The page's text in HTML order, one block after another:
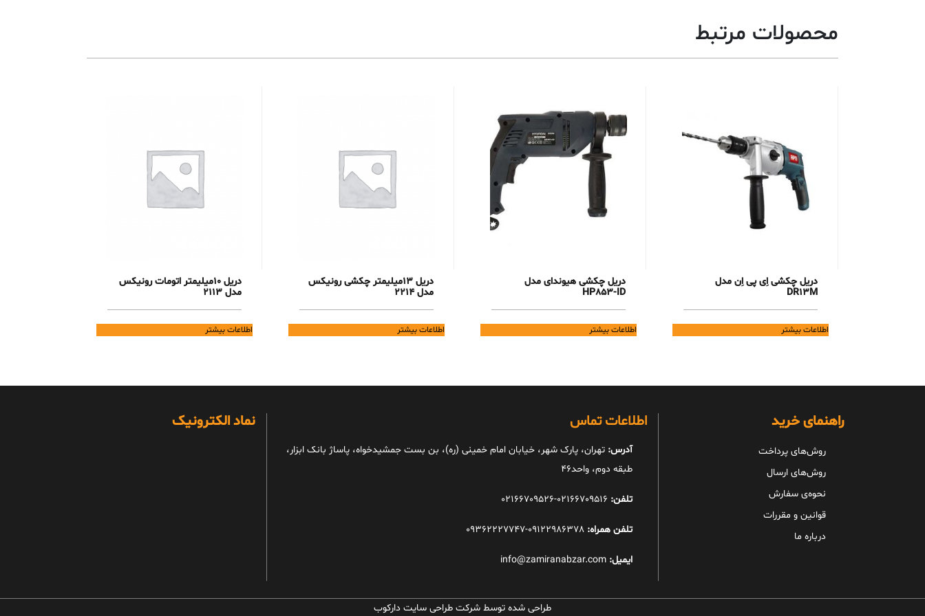
محصولات مرتبط
دریل چکشی اِی پی اِن مدل
DR13M
اطلاعات بیشتر
دریل چکشی هیوندای مدل
HP853-ID
اطلاعات بیشتر
دریل 13میلیمتر چکشی رونیکس
مدل 2214
اطلاعات بیشتر
دریل 10میلیمتر اتومات رونیکس
مدل 2113
اطلاعات بیشتر
راهنمای خرید
روش‌های پرداخت
روش‌های ارسال
نحوه‌ی سفارش
قوانین و مقررات
درباره ما
اطلاعات تماس
آدرس: تهران، پارک شهر، خیابان امام خمینی (ره)، بن بست جمشیدخواه، پاساژ بانک ابزار،
طبقه دوم، واحد46
تلفن:
تلفن همراه: 09122986378-09362227747
ایمیل:
نماد الکترونیک
طراحی شده توسط شرکت طراحی سایت دارکوب